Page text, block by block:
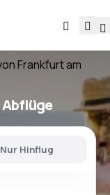
Frankfurt am
Abflüge
Nur Hinflug